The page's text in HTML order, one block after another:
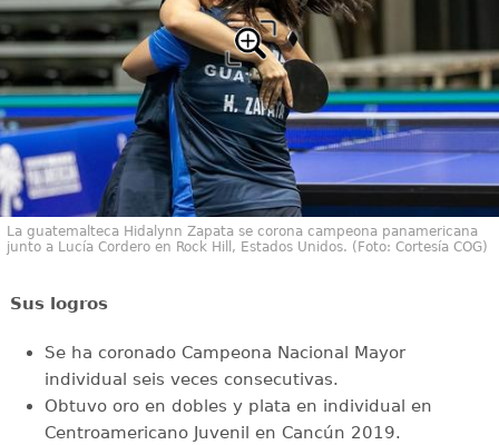
La guatemalteca Hidalynn Zapata se corona campeona panamericana
junto a Lucía Cordero en Rock Hill, Estados Unidos. (Foto: Cortesía COG)
Sus logros
Se ha coronado Campeona Nacional Mayor
individual seis veces consecutivas.
Obtuvo oro en dobles y plata en individual en
Centroamericano Juvenil en Cancún 2019.